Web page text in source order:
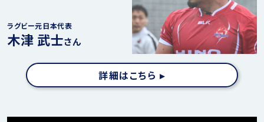
ラグビー元日本代表
木津 武士さん
詳細はこちら ▸